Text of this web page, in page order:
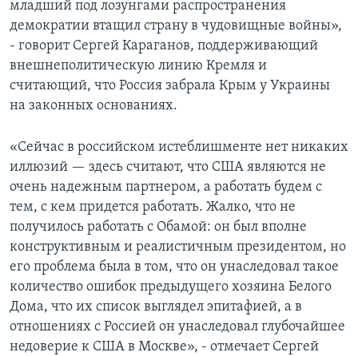
младший под лозунгами распространения
демократии втащил страну в чудовищные войны»,
- говорит Сергей Караганов, поддерживающий
внешнеполитическую линию Кремля и
считающий, что Россия забрала Крым у Украины
на законных основаниях.
«Сейчас в российском истеблишменте нет никаких
иллюзий — здесь считают, что США являются не
очень надежным партнером, а работать будем с
тем, с кем придется работать. Жалко, что не
получилось работать с Обамой: он был вполне
конструктивным и реалистичным президентом, но
его проблема была в том, что он унаследовал такое
количество ошибок предыдущего хозяина Белого
Дома, что их список выглядел эпитафией, а в
отношениях с Россией он унаследовал глубочайшее
недоверие к США в Москве», - отмечает Сергей